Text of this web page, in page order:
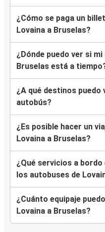
¿Cómo se paga un
Lovaina a Bruselas?
¿Dónde puedo ver si
Bruselas está a
¿A qué destinos puedo
autobús?
¿Es posible hacer un
Lovaina a Bruselas?
¿Qué servicios a
los autobuses de
¿Cuánto equipaje
Lovaina a Bruselas?